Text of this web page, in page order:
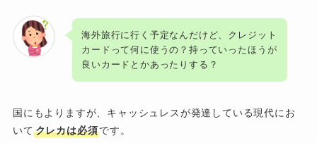
海外旅行に行く予定なんだけど、クレジット
カードって何に使うの？持っていったほうが
良いカードとかあったりする？
国にもよりますが、キャッシュレスが発達している現代にお
いて クレカは必須です。